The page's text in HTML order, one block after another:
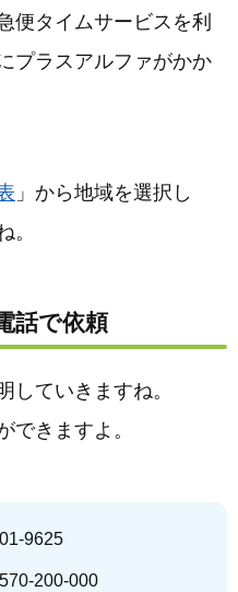
便タイムサービスを利
プラスアルファがかか
」から地域を選択し
。
話で依頼
していきますね。
できますよ。
9625
200-000